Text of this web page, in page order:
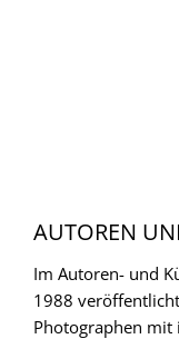
AUTOREN
Im Autoren- und
1988
Photographen mit